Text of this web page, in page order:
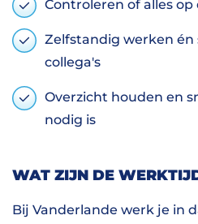
Controleren of alles
Zelfstandig werken
collega's
Overzicht houden en
nodig is
WAT ZIJN DE
Bij Vanderlande werk je in